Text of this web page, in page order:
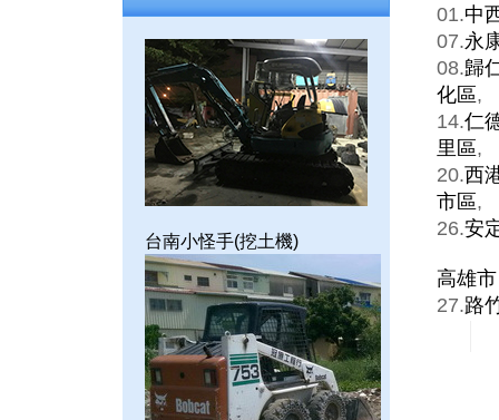
台南小怪手(挖土機)
01.中
07.永
08.歸
化區,
14.仁
里區,
20.西
市區,
26.安
高雄市
27.路